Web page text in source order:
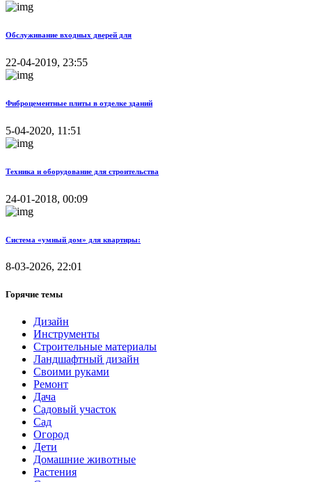
Обслуживание входных дверей для
22-04-2019, 23:55
Фиброцементные плиты в отделке зданий
5-04-2020, 11:51
Техника и оборудование для строительства
24-01-2018, 00:09
Система «умный дом» для квартиры:
8-03-2026, 22:01
Горячие темы
Дизайн
Инструменты
Строительные материалы
Ландшафтный дизайн
Своими руками
Ремонт
Дача
Садовый участок
Сад
Огород
Дети
Домашние животные
Растения